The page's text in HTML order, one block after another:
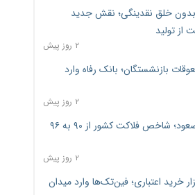
خلق نقدینگی؛ نقش جدید
از تولید
۲ روز پیش
۸۰ همت معوقات بازنشستگان؛ بانک رفاه وارد
۲ روز پیش
فشار اقتصادی در مسیر صعود؛ شاخص فلاکت کشور از ۹۰ به ۹۶
۲ روز پیش
بازار خرید اعتباری؛ فین‌تک‌ها وارد میدان